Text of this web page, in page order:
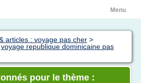
Menu
articles : voyage pas cher >
voyage republique dominicaine pas
pour le thème :